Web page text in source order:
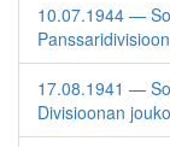
10.07.1944 —
17.08.1941 —
Divisioonan